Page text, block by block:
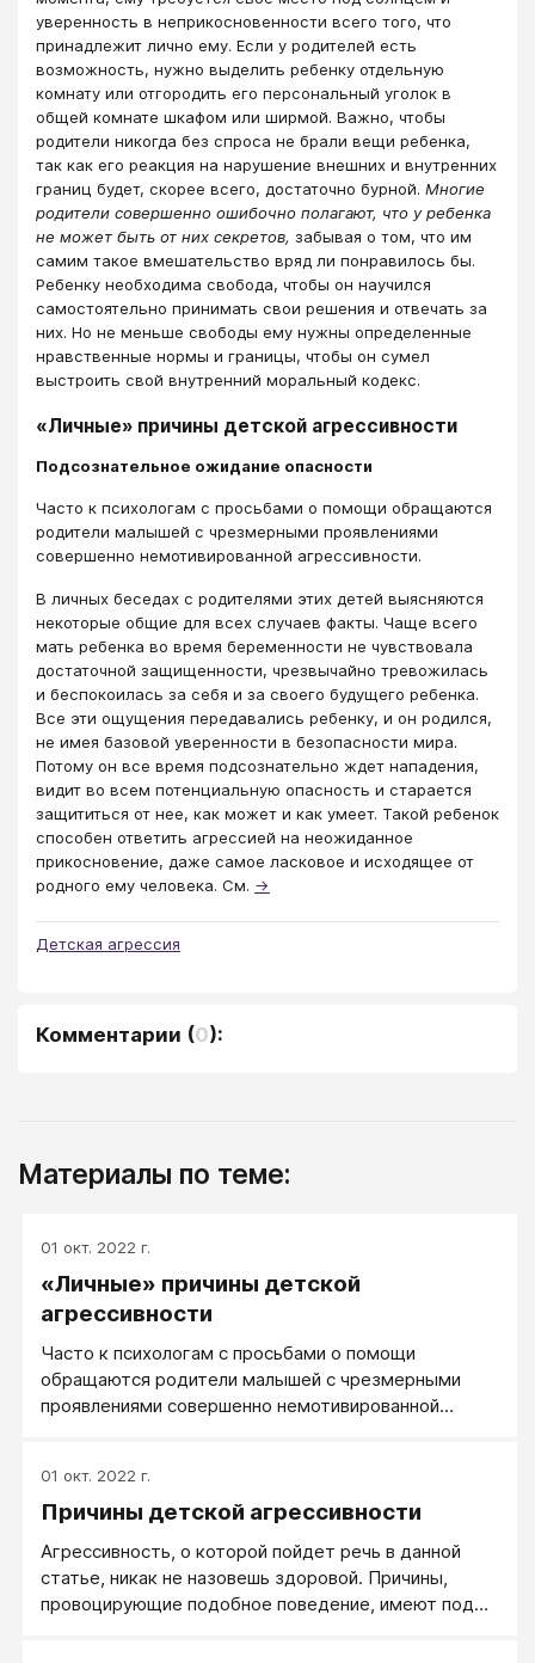
уверенность в неприкосновенности всего того, что
принадлежит лично ему. Если у родителей есть
возможность, нужно выделить ребенку отдельную
комнату или отгородить его персональный уголок в
общей комнате шкафом или ширмой. Важно, чтобы
родители никогда без спроса не брали вещи ребенка,
так как его реакция на нарушение внешних и внутренних
границ будет, скорее всего, достаточно бурной. Многие
родители совершенно ошибочно полагают, что у ребенка
не может быть от них секретов, забывая о том, что им
самим такое вмешательство вряд ли понравилось бы.
Ребенку необходима свобода, чтобы он научился
самостоятельно принимать свои решения и отвечать за
них. Но не меньше свободы ему нужны определенные
нравственные нормы и границы, чтобы он сумел
выстроить свой внутренний моральный кодекс.
«Личные» причины детской агрессивности
Подсознательное ожидание опасности
Часто к психологам с просьбами о помощи обращаются
родители малышей с чрезмерными проявлениями
совершенно немотивированной агрессивности.
В личных беседах с родителями этих детей выясняются
некоторые общие для всех случаев факты. Чаще всего
мать ребенка во время беременности не чувствовала
достаточной защищенности, чрезвычайно тревожилась
и беспокоилась за себя и за своего будущего ребенка.
Все эти ощущения передавались ребенку, и он родился,
не имея базовой уверенности в безопасности мира.
Потому он все время подсознательно ждет нападения,
видит во всем потенциальную опасность и старается
защититься от нее, как может и как умеет. Такой ребенок
способен ответить агрессией на неожиданное
прикосновение, даже самое ласковое и исходящее от
родного ему человека. См. →
Детская агрессия
Комментарии (0):
Материалы по теме:
01 окт. 2022 г.
«Личные» причины детской
агрессивности
Часто к психологам с просьбами о помощи
обращаются родители малышей с чрезмерными
проявлениями совершенно немотивированной
01 окт. 2022 г.
Причины детской агрессивности
Агрессивность, о которой пойдет речь в данной
статье, никак не назовешь здоровой. Причины,
провоцирующие подобное поведение, имеют под